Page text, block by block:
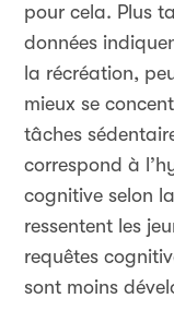
pour cela. Plus
données
la récréation,
mieux se
tâches
correspond à
cognitive selon
ressentent les
requêtes
sont moins